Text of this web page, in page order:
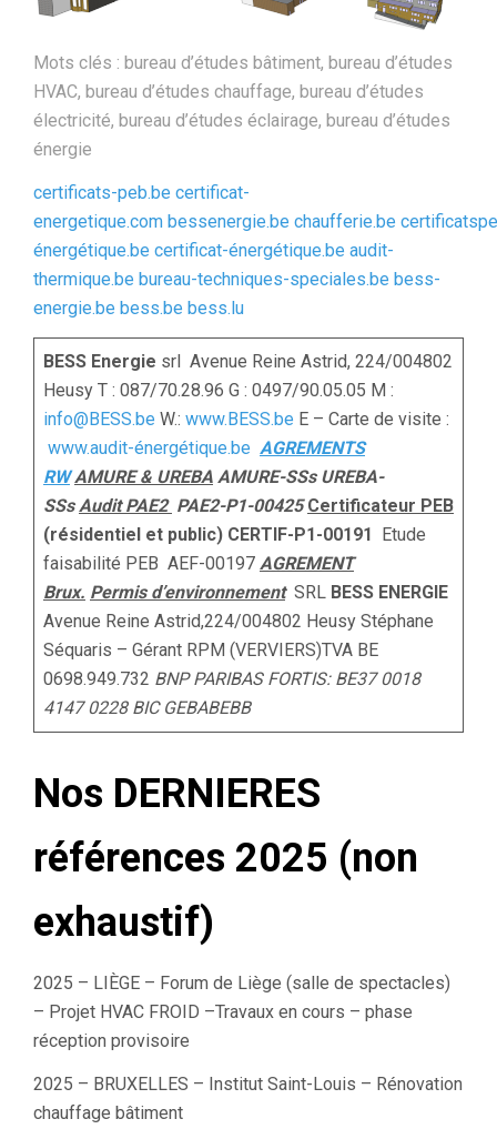
Mots clés : bureau d’études bâtiment, bureau d’études
HVAC, bureau d’études chauffage, bureau d’études
électricité, bureau d’études éclairage, bureau d’études
énergie
certificats-peb.be certificat-
energetique.com bessenergie.be chaufferie.be
énergétique.be certificat-énergétique.be audit-
thermique.be bureau-techniques-speciales.be bess-
energie.be bess.be bess.lu
BESS Energie srl Avenue Reine Astrid, 224/004802
Heusy T : 087/70.28.96 G : 0497/90.05.05 M :
info@BESS.be W.: www.BESS.be E – Carte de visite :
www.audit-énergétique.be AGREMENTS
RW AMURE & UREBA AMURE-SSs UREBA-
SSsAudit PAE2 PAE2-P1-00425Certificateur PEB
(résidentiel et public) CERTIF-P1-00191 Etude
faisabilité PEB AEF-00197 AGREMENT
Brux. Permis d’environnement SRL BESS ENERGIE
Avenue Reine Astrid,224/004802 Heusy Stéphane
Séquaris – Gérant RPM (VERVIERS)TVA BE
0698.949.732 BNP PARIBAS FORTIS: BE37 0018
4147 0228 BIC GEBABEBB
Nos DERNIERES
références 2025 (non
exhaustif)
2025 – LIÈGE – Forum de Liège (salle de spectacles)
– Projet HVAC FROID –Travaux en cours – phase
réception provisoire
2025 – BRUXELLES – Institut Saint-Louis – Rénovation
chauffage bâtiment